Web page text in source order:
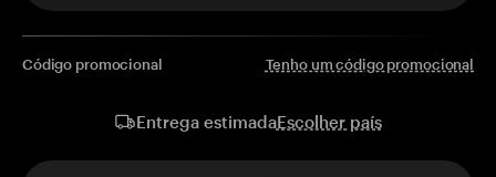
Código promocional Tenho um código promocional
Entrega estimadaEscolher país